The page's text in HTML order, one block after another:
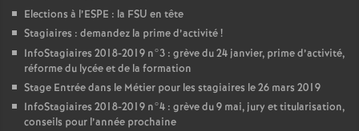
Elections à l’ESPE : la FSU en tête
Stagiaires : demandez la prime d’activité!
InfoStagiaires 2018-2019 n°3 : grève du 24 janvier, prime d’activité,
réforme du lycée et de la formation
Stage Entrée dans le Métier pour les stagiaires le 26 mars 2019
InfoStagiaires 2018-2019 n°4 : grève du 9 mai, jury et titularisation,
conseils pour l’année prochaine